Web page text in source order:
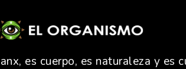
es cuerpo, es naturaleza y es